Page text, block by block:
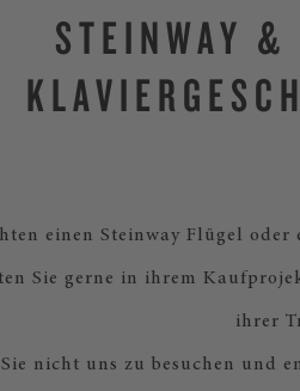
STEINWAY &
einen Steinway Flügel
Sie gerne in ihrem
ihrer
nicht uns zu besuchen und